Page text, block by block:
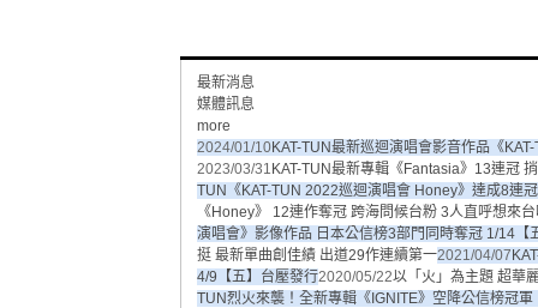
最新消息
媒體訊息
more
2024/01/10KAT-TUN最新巡迴演唱會影音作品《
2023/03/31 KAT-TUN最新專輯《Fantasia》13連冠
TUN《KAT-TUN 2022巡迴演唱會 Honey》達成8連
《Honey》 12連作奪冠 跨海問候台粉 3人直呼想來
演唱會》影像作品 日本公信榜3部門同時奪冠 1/14【
挺 最新單曲創佳績 出道29作連續第一2021/04/07
4/9【五】台壓發行2020/05/22以「火」為主題 超華
TUN烈火來襲！全新專輯《IGNITE》空降公信榜冠軍